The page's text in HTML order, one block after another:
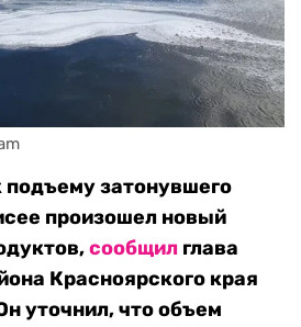
подъему затонувшего
произошел новый
сообщил глава
Красноярского края
уточнил, что объем